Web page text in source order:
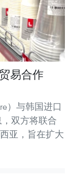
易合作
）与韩国进口
，双方将联合
亚，旨在扩大